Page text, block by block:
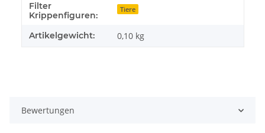
Produkteigenschaft
Wert
Filter
Krippenfiguren:
Tiere
Artikelgewicht: 0,10 kg
Bewertungen